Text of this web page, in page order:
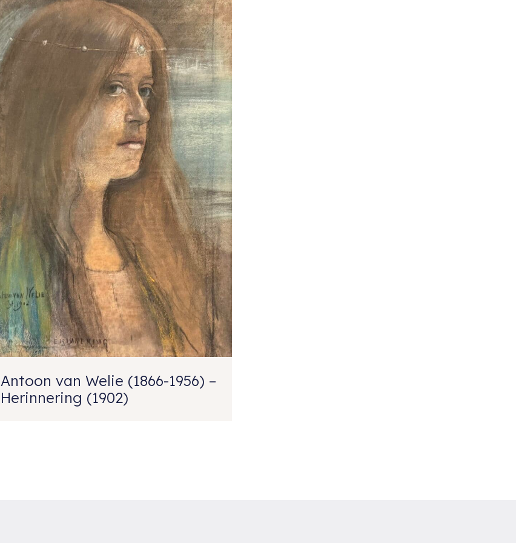
Antoon van Welie (1866-1956) –
Herinnering (1902)